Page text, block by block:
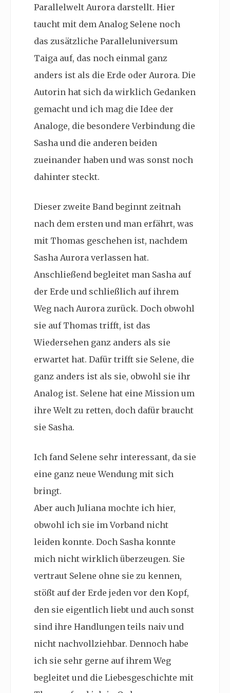
Parallelwelt Aurora darstellt. Hier
taucht mit dem Analog Selene noch
das zusätzliche Paralleluniversum
Taiga auf, das noch einmal ganz
anders ist als die Erde oder Aurora. Die
Autorin hat sich da wirklich Gedanken
gemacht und ich mag die Idee der
Analoge, die besondere Verbindung die
Sasha und die anderen beiden
zueinander haben und was sonst noch
dahinter steckt.
Dieser zweite Band beginnt zeitnah
nach dem ersten und man erfährt, was
mit Thomas geschehen ist, nachdem
Sasha Aurora verlassen hat.
Anschließend begleitet man Sasha auf
der Erde und schließlich auf ihrem
Weg nach Aurora zurück. Doch obwohl
sie auf Thomas trifft, ist das
Wiedersehen ganz anders als sie
erwartet hat. Dafür trifft sie Selene, die
ganz anders ist als sie, obwohl sie ihr
Analog ist. Selene hat eine Mission um
ihre Welt zu retten, doch dafür braucht
sie Sasha.
Ich fand Selene sehr interessant, da sie
eine ganz neue Wendung mit sich
bringt.
Aber auch Juliana mochte ich hier,
obwohl ich sie im Vorband nicht
leiden konnte. Doch Sasha konnte
mich nicht wirklich überzeugen. Sie
vertraut Selene ohne sie zu kennen,
stößt auf der Erde jeden vor den Kopf,
den sie eigentlich liebt und auch sonst
sind ihre Handlungen teils naiv und
nicht nachvollziehbar. Dennoch habe
ich sie sehr gerne auf ihrem Weg
begleitet und die Liebesgeschichte mit